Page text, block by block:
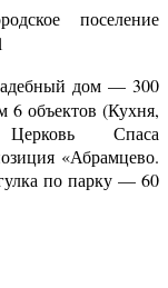
поселение
дом — 300
6 объектов (Кухня,
Церковь Спаса
«Абрамцево.
по парку — 60